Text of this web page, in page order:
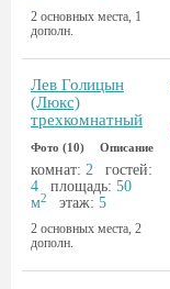
2 основных места, 1
дополн.
Лев Голицын
(Люкс)
трехкомнатный
Фото (10) Описание
комнат: 2
гостей:
4
площадь: 50
м2 этаж: 5
2 основных места, 2
дополн.